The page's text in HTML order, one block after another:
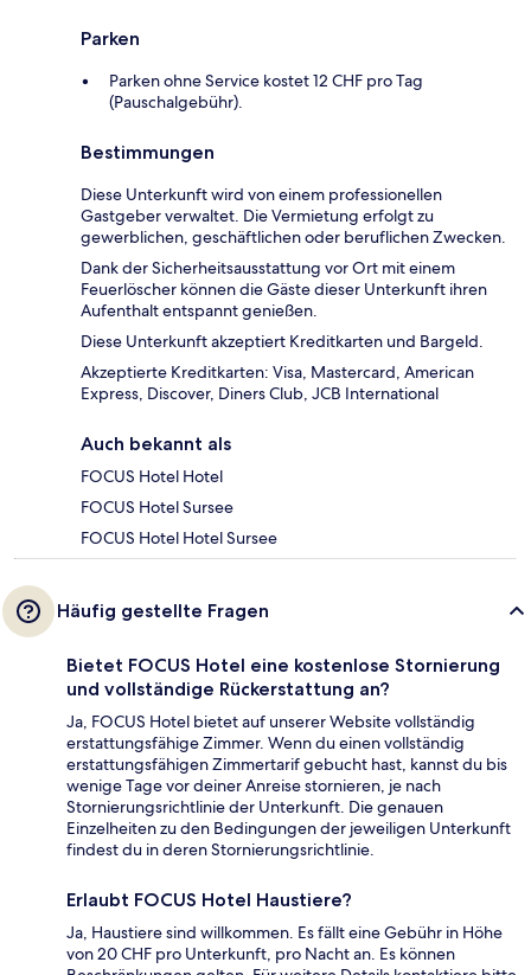
Parken
Parken ohne Service kostet 12 CHF pro Tag
(Pauschalgebühr).
Bestimmungen
Diese Unterkunft wird von einem professionellen
Gastgeber verwaltet. Die Vermietung erfolgt zu
gewerblichen, geschäftlichen oder beruflichen Zwecken.
Dank der Sicherheitsausstattung vor Ort mit einem
Feuerlöscher können die Gäste dieser Unterkunft ihren
Aufenthalt entspannt genießen.
Diese Unterkunft akzeptiert Kreditkarten und Bargeld.
Akzeptierte Kreditkarten: Visa, Mastercard, American
Express, Discover, Diners Club, JCB International
Auch bekannt als
FOCUS Hotel Hotel
FOCUS Hotel Sursee
FOCUS Hotel Hotel Sursee
Häufig gestellte Fragen
Bietet FOCUS Hotel eine kostenlose Stornierung
und vollständige Rückerstattung an?
Ja, FOCUS Hotel bietet auf unserer Website vollständig
erstattungsfähige Zimmer. Wenn du einen vollständig
erstattungsfähigen Zimmertarif gebucht hast, kannst du bis
wenige Tage vor deiner Anreise stornieren, je nach
Stornierungsrichtlinie der Unterkunft. Die genauen
Einzelheiten zu den Bedingungen der jeweiligen Unterkunft
findest du in deren Stornierungsrichtlinie.
Erlaubt FOCUS Hotel Haustiere?
Ja, Haustiere sind willkommen. Es fällt eine Gebühr in Höhe
von 20 CHF pro Unterkunft, pro Nacht an. Es können